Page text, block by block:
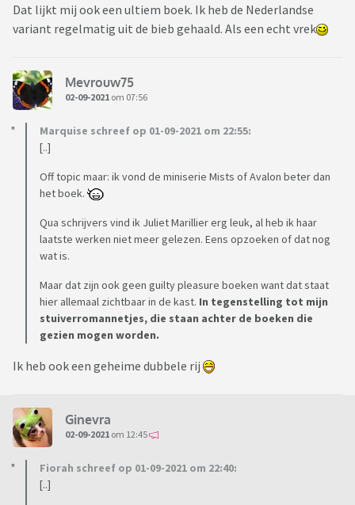
Dat lijkt mij ook een ultiem boek. Ik heb de Nederlandse
variant regelmatig uit de bieb gehaald. Als een echt vrek
Mevrouw75
02-09-2021 om 07:56
Marquise schreef op 01-09-2021 om 22:55:
[..]
Off topic maar: ik vond de miniserie Mists of Avalon beter dan
het boek.
Qua schrijvers vind ik Juliet Marillier erg leuk, al heb ik haar
laatste werken niet meer gelezen. Eens opzoeken of dat nog
wat is.
Maar dat zijn ook geen guilty pleasure boeken want dat staat
hier allemaal zichtbaar in de kast. In tegenstelling tot mijn
stuiverromannetjes, die staan achter de boeken die
gezien mogen worden.
Ik heb ook een geheime dubbele rij
Ginevra
02-09-2021 om 12:45
Fiorah schreef op 01-09-2021 om 22:40:
[..]